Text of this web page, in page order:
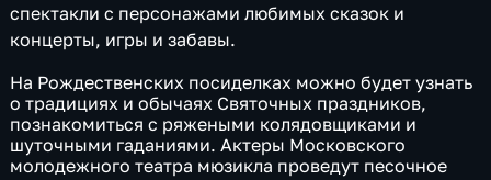
спектакли с персонажами любимых сказок и
концерты, игры и забавы.
На Рождественских посиделках можно будет узнать
о традициях и обычаях Святочных праздников,
познакомиться с ряжеными колядовщиками и
шуточными гаданиями. Актеры Московского
молодежного театра мюзикла проведут песочное